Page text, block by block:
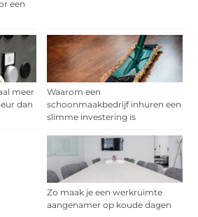
een
meer
dan
Waarom een
schoonmaakbedrijf inhuren een
slimme investering is
Zo maak je een werkruimte
aangenamer op koude dagen